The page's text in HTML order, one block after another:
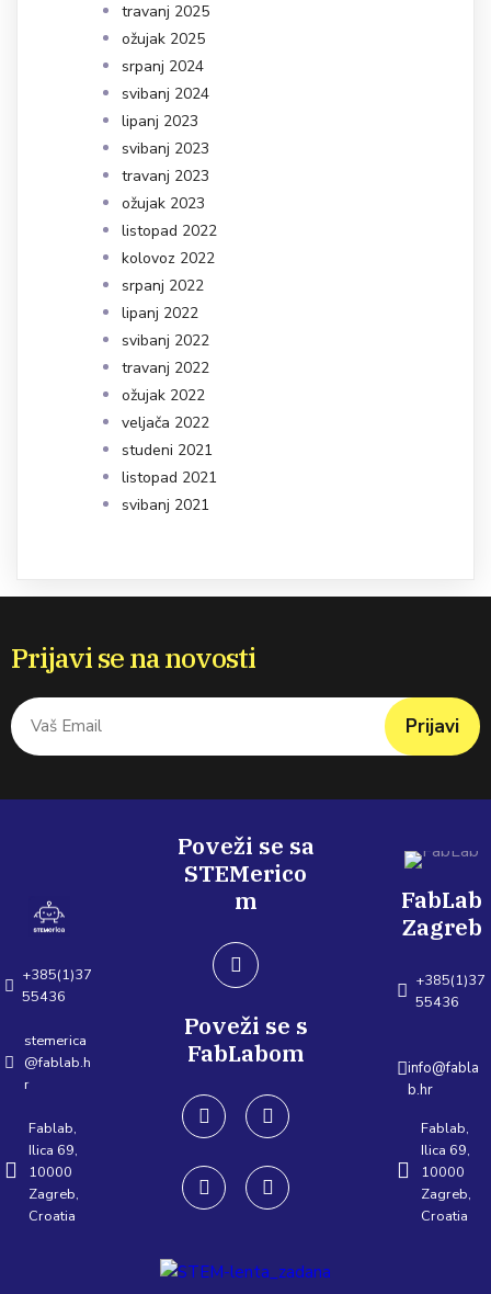
travanj 2025
ožujak 2025
srpanj 2024
svibanj 2024
lipanj 2023
svibanj 2023
travanj 2023
ožujak 2023
listopad 2022
kolovoz 2022
srpanj 2022
lipanj 2022
svibanj 2022
travanj 2022
ožujak 2022
veljača 2022
studeni 2021
listopad 2021
svibanj 2021
Prijavi se na novosti
Prijavi
+385(1)37
55436
stemerica
@fablab.h
r
Fablab,
Ilica 69,
10000
Zagreb,
Croatia
Poveži se sa
STEMerico
m
Poveži se s
FabLabom
FabLab
Zagreb
+385(1)37
55436
info@fabla
b.hr
Fablab,
Ilica 69,
10000
Zagreb,
Croatia